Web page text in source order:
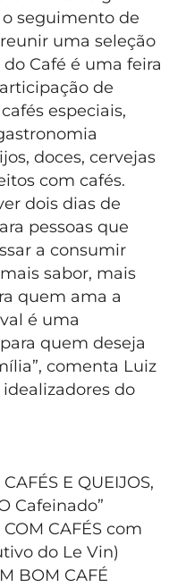
seguimento de
uma seleção
Café é uma feira
de
especiais,
doces, cervejas
com cafés.
dois dias de
pessoas que
a consumir
sabor, mais
quem ama a
é uma
quem deseja
comenta Luiz
do
E QUEIJOS,
Cafeinado”
CAFÉS com
do Le Vin)
BOM CAFÉ